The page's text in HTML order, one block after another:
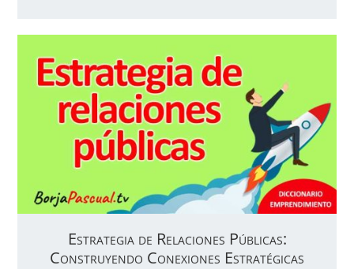
Estrategia de Relaciones Públicas:
Construyendo Conexiones Estratégicas